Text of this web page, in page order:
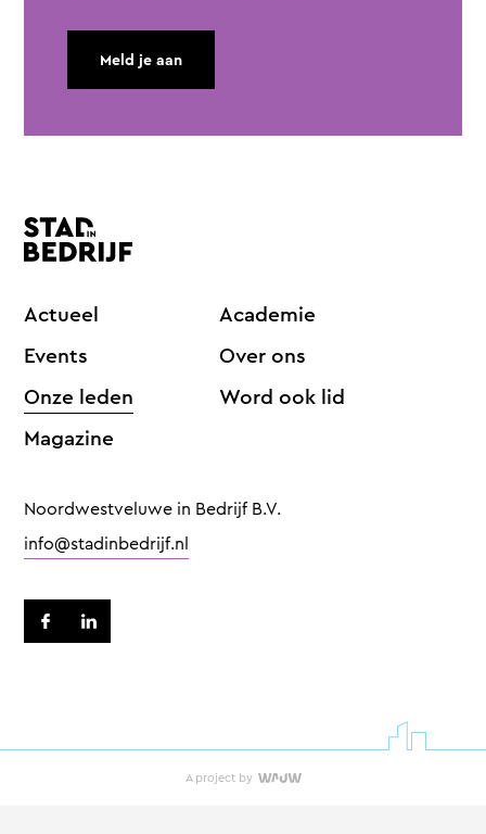
Meld je aan
Actueel
Events
Onze leden
Magazine
Academie
Over ons
Word ook lid
Noordwestveluwe in Bedrijf B.V.
info@stadinbedrijf.nl
A project by